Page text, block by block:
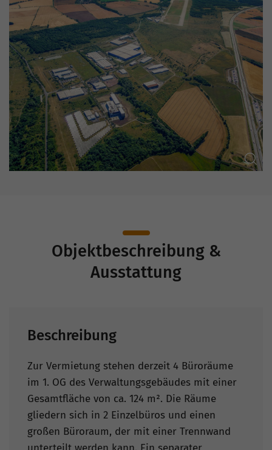
Objektbeschreibung &
Ausstattung
Beschreibung
Zur Vermietung stehen derzeit 4 Büroräume
im 1. OG des Verwaltungsgebäudes mit einer
Gesamtfläche von ca. 124 m². Die Räume
gliedern sich in 2 Einzelbüros und einen
großen Büroraum, der mit einer Trennwand